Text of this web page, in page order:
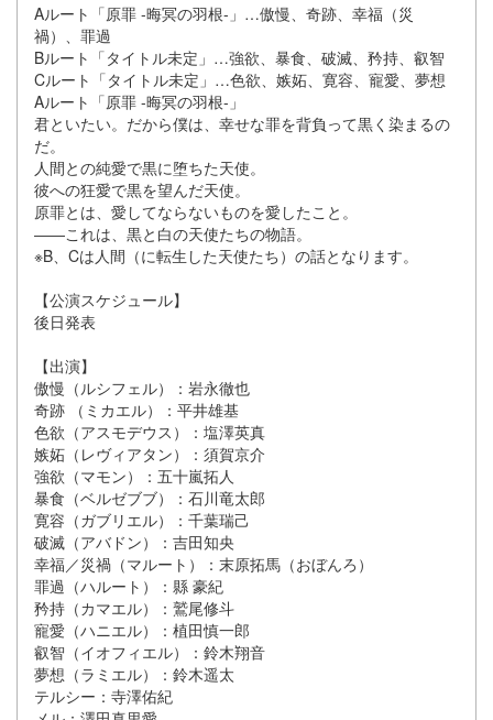
Aルート「原罪 -晦冥の羽根-」…傲慢、奇跡、幸福（災
禍）、罪過
Bルート「タイトル未定」…強欲、暴食、破滅、矜持、叡智
Cルート「タイトル未定」…色欲、嫉妬、寛容、寵愛、夢想
Aルート「原罪 -晦冥の羽根-」
君といたい。だから僕は、幸せな罪を背負って黒く染まるの
だ。
人間との純愛で黒に堕ちた天使。
彼への狂愛で黒を望んだ天使。
原罪とは、愛してならないものを愛したこと。
――これは、黒と白の天使たちの物語。
※B、Cは人間（に転生した天使たち）の話となります。
【公演スケジュール】
後日発表
【出演】
傲慢（ルシフェル）：岩永徹也
奇跡 （ミカエル）：平井雄基
色欲（アスモデウス）：塩澤英真
嫉妬（レヴィアタン）：須賀京介
強欲（マモン）：五十嵐拓人
暴食（ベルゼブブ）：石川竜太郎
寛容（ガブリエル）：千葉瑞己
破滅（アバドン）：吉田知央
幸福／災禍（マルート）：末原拓馬（おぼんろ）
罪過（ハルート）：縣 豪紀
矜持（カマエル）：鷲尾修斗
寵愛（ハニエル）：植田慎一郎
叡智（イオフィエル）：鈴木翔音
夢想（ラミエル）：鈴木遥太
テルシー：寺澤佑紀